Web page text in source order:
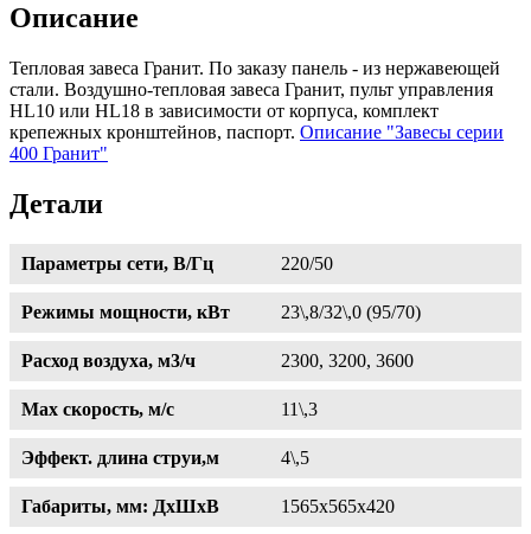
Описание
Тепловая завеса Гранит. По заказу панель - из нержавеющей
стали. Воздушно-тепловая завеса Гранит, пульт управления
HL10 или HL18 в зависимости от корпуса, комплект
крепежных кронштейнов, паспорт. Описание "Завесы серии
400 Гранит"
Детали
Параметры сети, В/Гц 220/50
Режимы мощности, кВт 23\,8/32\,0 (95/70)
Расход воздуха, м3/ч 2300, 3200, 3600
Max скорость, м/с 11\,3
Эффект. длина струи,м 4\,5
Габариты, мм: ДхШхВ 1565х565х420